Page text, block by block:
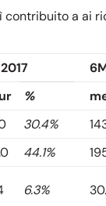
contribuito a ai
%
30.4%
44.1%
6.3%